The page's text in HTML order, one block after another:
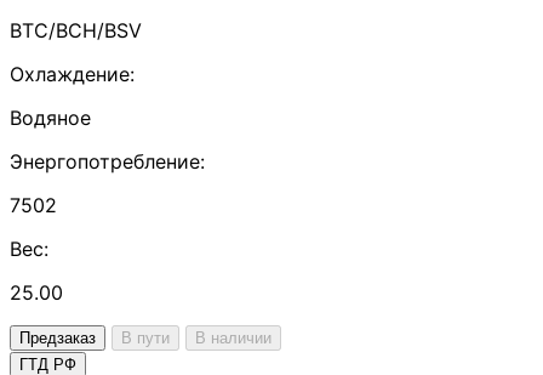
BTC/BCH/BSV
Охлаждение:
Водяное
Энергопотребление:
7502
Вес:
25.00
Предзаказ В пути
В наличии
ГТД РФ